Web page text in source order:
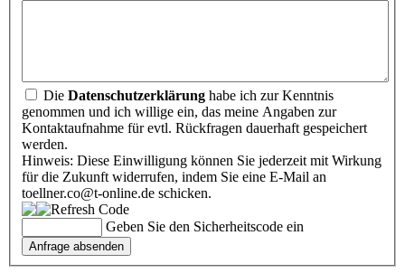
Die Datenschutzerklärung habe ich zur Kenntnis
genommen und ich willige ein, das meine Angaben zur
Kontaktaufnahme für evtl. Rückfragen dauerhaft gespeichert
werden.
Hinweis: Diese Einwilligung können Sie jederzeit mit Wirkung
für die Zukunft widerrufen, indem Sie eine E-Mail an
toellner.co@t-online.de schicken.
Geben Sie den Sicherheitscode ein